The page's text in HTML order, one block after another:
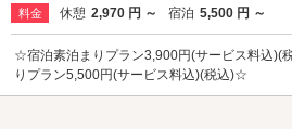
料金 休憩 2,970 円 ～ 宿泊 5,500 円 ～
☆宿泊素泊まりプラン3,900円(サービス料込)(
りプラン5,500円(サービス料込)(税込)☆